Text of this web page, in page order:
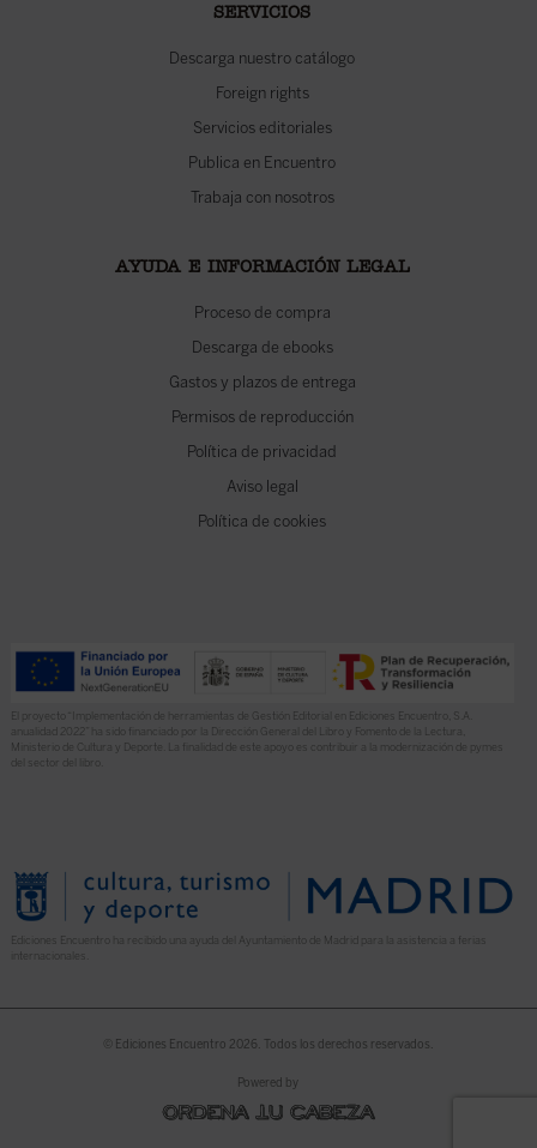
SERVICIOS
Descarga nuestro catálogo
Foreign rights
Servicios editoriales
Publica en Encuentro
Trabaja con nosotros
AYUDA E INFORMACIÓN LEGAL
Proceso de compra
Descarga de ebooks
Gastos y plazos de entrega
Permisos de reproducción
Política de privacidad
Aviso legal
Política de cookies
El proyecto “Implementación de herramientas de Gestión Editorial en Ediciones Encuentro, S.A.
anualidad 2022” ha sido financiado por la Dirección General del Libro y Fomento de la Lectura,
Ministerio de Cultura y Deporte. La finalidad de este apoyo es contribuir a la modernización de pymes
del sector del libro.
Ediciones Encuentro ha recibido una ayuda del Ayuntamiento de Madrid para la asistencia a ferias
© Ediciones Encuentro 2026. Todos los derechos reservados.
Powered by